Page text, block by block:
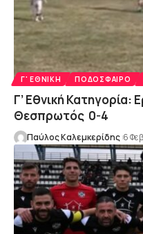
Γ' ΕΘΝΙΚΉ ΠΟΔΌΣΦΑΙΡΟ
Γ’ Εθνική Κατηγορία:
Θεσπρωτός 0-4
Παύλος Καλεμκερίδης 6